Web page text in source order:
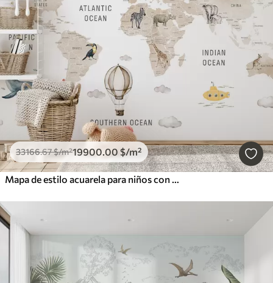
33166.67$/m²19900.00 $/m²
Mapa de estilo acuarela para niños con animales y globos aerostáticos. Idioma inglés. Color beige.